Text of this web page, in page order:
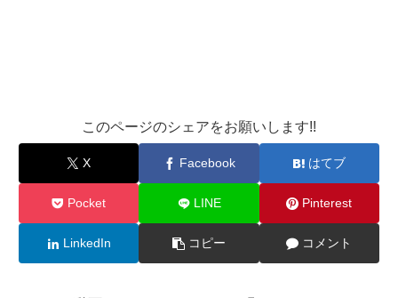
このページのシェアをお願いします!!
X Facebook はてブ
Pocket LINE Pinterest
LinkedIn コピー コメント